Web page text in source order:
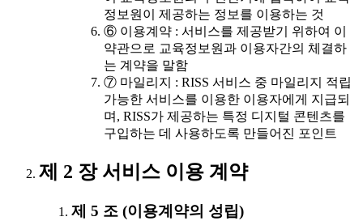
정보원이 제공하는 정보를 이용하는 것
⑥ 이용계약 : 서비스를 제공받기 위하여 이
약관으로 교육정보원과 이용자간의 체결하
는 계약을 말함
⑦ 마일리지 : RISS 서비스 중 마일리지 적립
가능한 서비스를 이용한 이용자에게 지급되
며, RISS가 제공하는 특정 디지털 콘텐츠를
구입하는 데 사용하도록 만들어진 포인트
제 2 장 서비스 이용 계약
제 5 조 (이용계약의 성립)